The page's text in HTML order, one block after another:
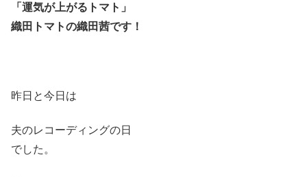
「運気が上がるトマト」
織田トマトの織田茜です！
昨日と今日は
夫のレコーディングの日
でした。